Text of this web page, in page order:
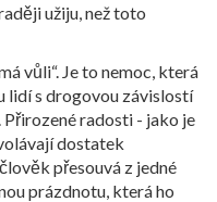
užiju, než toto
vůli“. Je to nemoc, která
lidí s drogovou závislostí
radosti - jako je
dostatek
přesouvá z jedné
prázdnotu, která ho